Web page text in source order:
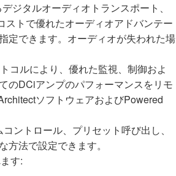
ジタルオーディオトランスポート、
トで優れたオーディオアドバンテー
定できます。オーディオが失われた場
コルにより、優れた監視、制御およ
のDCiアンプのパフォーマンスをリモ
ソフトウェアおよびPowered
ントロール、プリセット呼び出し、
法で設定できます。
す: